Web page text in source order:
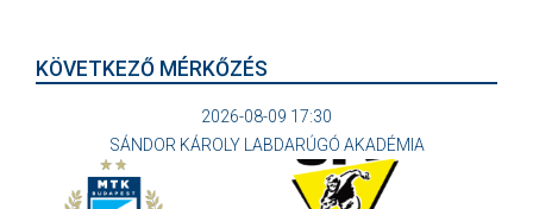
KÖVETKEZŐ MÉRKŐZÉS
2026-08-09 17:30
SÁNDOR KÁROLY LABDARÚGÓ AKADÉMIA